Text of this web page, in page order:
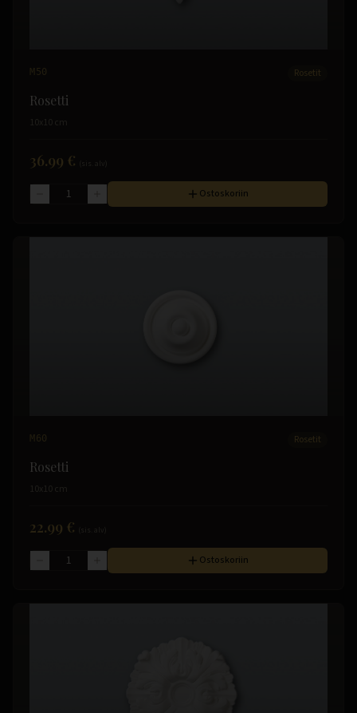
M50 Rosetit
Rosetti
10x10 cm
36.99 €
Ostoskoriin
M60 Rosetit
Rosetti
10x10 cm
22.99 €
Ostoskoriin